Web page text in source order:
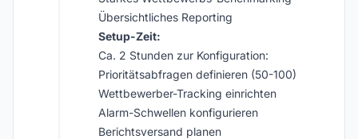
Übersichtliches Reporting
Setup-Zeit:
Ca. 2 Stunden zur Konfiguration:
Prioritätsabfragen definieren (50-100)
Wettbewerber-Tracking einrichten
Alarm-Schwellen konfigurieren
Berichtsversand planen